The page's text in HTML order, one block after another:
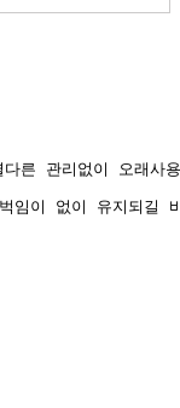
른 관리없이 오래사
임이 없이 유지되길